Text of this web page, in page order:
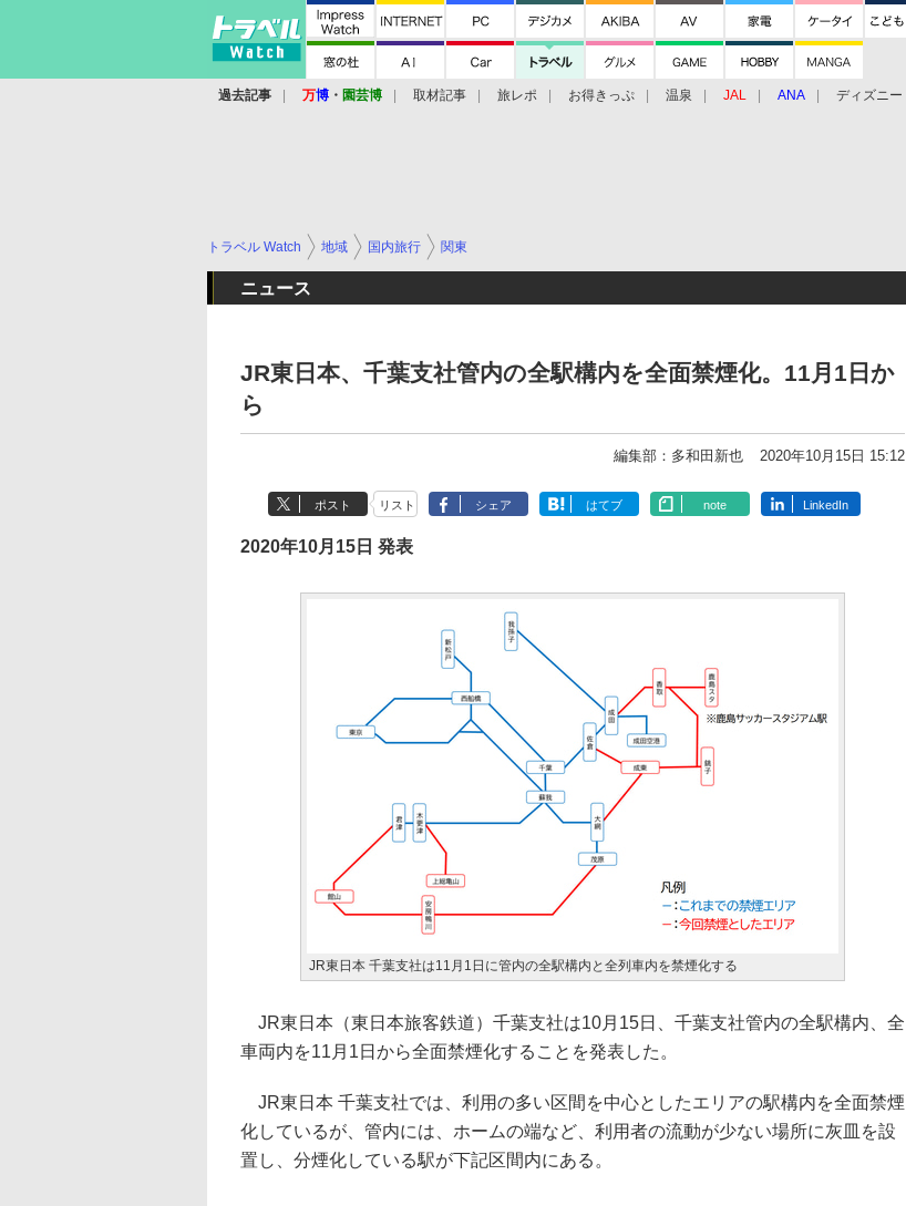
過去記事 万博 ・ 園芸博 取材記事 旅レポ お得きっぷ 温泉 JAL ANA ディズニー
トラベル Watch 地域 国内旅行 関東
ニュース
JR東日本、千葉支社管内の全駅構内を全面禁煙化。11月1日か
ら
編集部：多和田新也 2020年10月15日 15:12
ポスト リスト シェア はてブ note LinkedIn
2020年10月15日 発表
JR東日本 千葉支社は11月1日に管内の全駅構内と全列車内を禁煙化する
JR東日本（東日本旅客鉄道）千葉支社は10月15日、千葉支社管内の全駅構内、全
車両内を11月1日から全面禁煙化することを発表した。
JR東日本 千葉支社では、利用の多い区間を中心としたエリアの駅構内を全面禁煙
化しているが、管内には、ホームの端など、利用者の流動が少ない場所に灰皿を設
置し、分煙化している駅が下記区間内にある。